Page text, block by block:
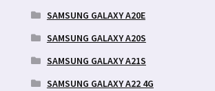
SAMSUNG GALAXY A20E
SAMSUNG GALAXY A20S
SAMSUNG GALAXY A21S
SAMSUNG GALAXY A22 4G